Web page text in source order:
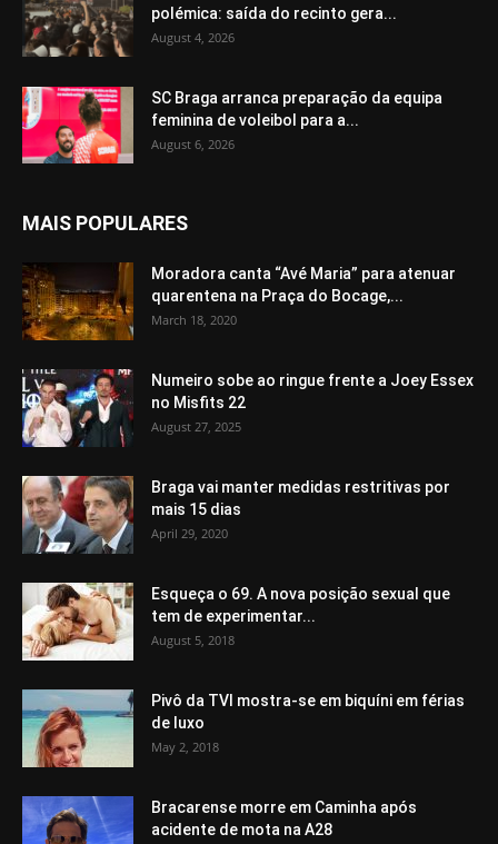
polémica: saída do recinto gera...
August 4, 2026
SC Braga arranca preparação da equipa
feminina de voleibol para a...
August 6, 2026
MAIS POPULARES
Moradora canta “Avé Maria” para atenuar
quarentena na Praça do Bocage,...
March 18, 2020
Numeiro sobe ao ringue frente a Joey Essex
no Misfits 22
August 27, 2025
Braga vai manter medidas restritivas por
mais 15 dias
April 29, 2020
Esqueça o 69. A nova posição sexual que
tem de experimentar...
August 5, 2018
Pivô da TVI mostra-se em biquíni em férias
de luxo
May 2, 2018
Bracarense morre em Caminha após
acidente de mota na A28